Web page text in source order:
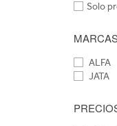
Solo
ALFA
JATA